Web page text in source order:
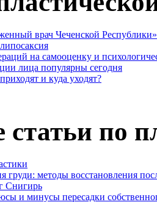
врач Чеченской Республики»
на самооценку и
лица популярны сегодня
и куда уходят?
по
груди: методы восстановления
Снигирь
и минусы пересадки